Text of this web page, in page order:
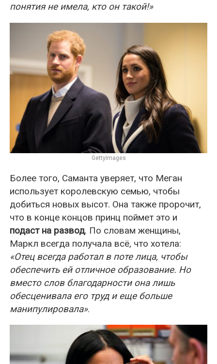
понятия не имела, кто он такой!»
GettyImages
Более того, Саманта уверяет, что Меган
использует королевскую семью, чтобы
добиться новых высот. Она также пророчит,
что в конце концов принц поймет это и
подаст на развод. По словам женщины,
Маркл всегда получала всё, что хотела:
«Отец всегда работал в поте лица, чтобы
обеспечить ей отличное образование. Но
вместо слов благодарности она лишь
обесценивала его труд и еще больше
манипулировала».